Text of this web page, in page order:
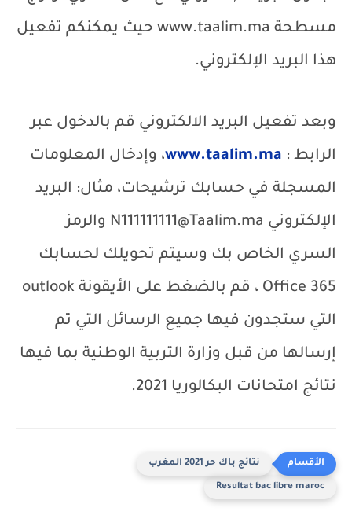
مسطحة www.taalim.ma حيث يمكنكم تفعيل
هذا البريد الإلكتروني.
وبعد تفعيل البريد الالكتروني قم بالدخول عبر
الرابط : www.taalim.ma، وإدخال المعلومات
المسجلة في حسابك ترشيحات، مثال: البريد
الإلكتروني N111111111@Taalim.ma والرمز
السري الخاص بك وسيتم تحويلك لحسابك
Office 365 ، قم بالضغط على الأيقونة outlook
التي ستجدون فيها جميع الرسائل التي تم
إرسالها من قبل وزارة التربية الوطنية بما فيها
نتائج امتحانات البكالوريا 2021.
نتائج باك حر 2021 المغرب
Resultat bac libre maroc